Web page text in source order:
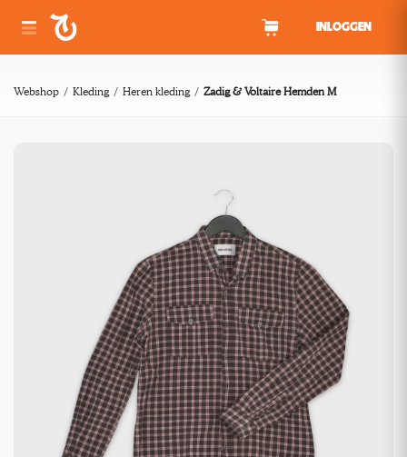
INLOGGEN
Webshop Kleding Heren kleding Zadig & Voltaire Hemden M